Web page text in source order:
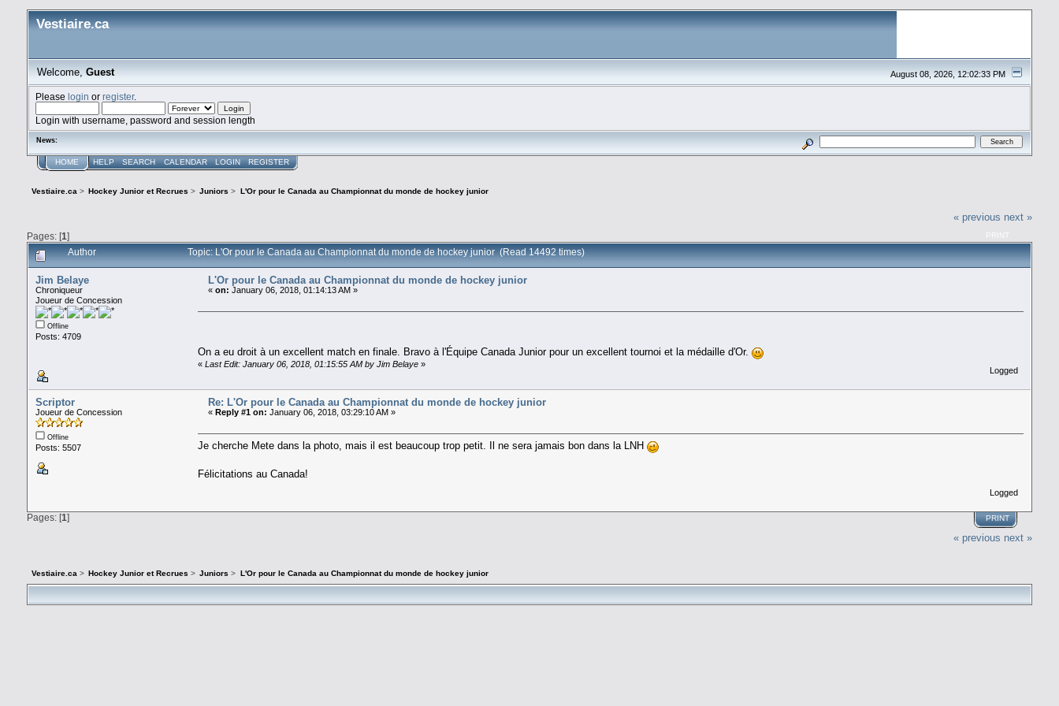
Vestiaire.ca
August 08, 2026, 12:02:33 PM
Welcome,Guest
Please login or register.
Login with username, password and session length
News:
HOME HELP SEARCH CALENDAR LOGIN REGISTER
Vestiaire.ca > Hockey Junior et Recrues > Juniors > L'Or pour le Canada au Championnat du monde de hockey junior
« previous next »
Pages: [1] PRINT
Author Topic: L'Or pour le Canada au Championnat du monde de hockey junior (Read 14492 times)
Jim Belaye
Chroniqueur
Joueur de Concession
Offline
Posts: 4709
L'Or pour le Canada au Championnat du monde de hockey junior
« on: January 06, 2018, 01:14:13 AM »
On a eu droit à un excellent match en finale. Bravo à l'Équipe Canada Junior pour un excellent tournoi et la médaille d'Or.
«Last Edit: January 06, 2018, 01:15:55 AM by Jim Belaye »
Logged
Scriptor
Joueur de Concession
Offline
Posts: 5507
Re: L'Or pour le Canada au Championnat du monde de hockey junior
« Reply #1 on: January 06, 2018, 03:29:10 AM »
Je cherche Mete dans la photo, mais il est beaucoup trop petit. Il ne sera jamais bon dans la LNH
Félicitations au Canada!
Logged
PRINT
Pages: [1]
« previous next »
Vestiaire.ca > Hockey Junior et Recrues > Juniors > L'Or pour le Canada au Championnat du monde de hockey junior